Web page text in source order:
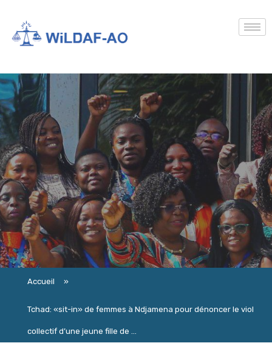
Accueil »
Tchad: «sit-in» de femmes à Ndjamena pour dénoncer le viol
collectif d’une jeune fille de ...